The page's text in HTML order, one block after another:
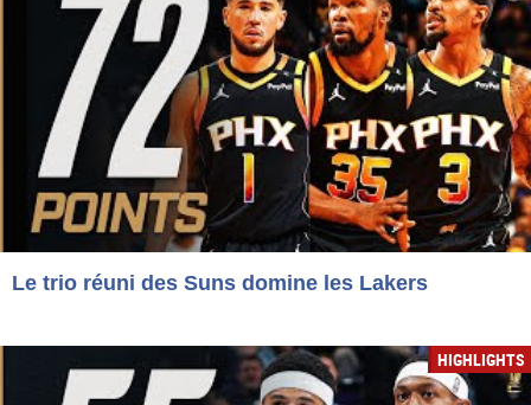
Le trio réuni des Suns domine les Lakers
HIGHLIGHTS